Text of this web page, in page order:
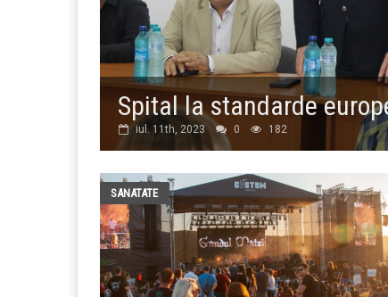
Spital la standarde
iul. 11th, 2023 0 182
SANATATE